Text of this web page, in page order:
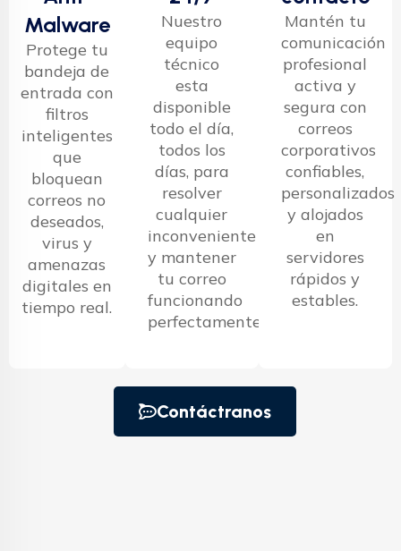
Malware
Protege tu
bandeja de
entrada con
filtros
inteligentes
que
bloquean
correos no
deseados,
virus y
amenazas
digitales en
tiempo real.
Nuestro
equipo
técnico
esta
disponible
todo el día,
todos los
días, para
resolver
cualquier
inconveniente
y mantener
tu correo
funcionando
perfectamente.
Mantén tu
comunicación
profesional
activa y
segura con
correos
corporativos
confiables,
personalizados
y alojados
en
servidores
rápidos y
estables.
Contáctranos